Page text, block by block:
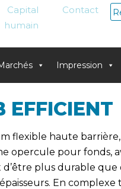
Capital
humain
Contact
Impression
EFFICIENT
flexible haute
opercule pour fonds,
plus durable
En